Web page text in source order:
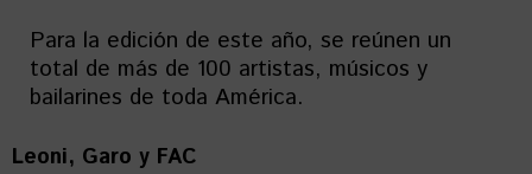
Para la edición de este año, se reúnen un
total de más de 100 artistas, músicos y
bailarines de toda América.
Leoni, Garo y FAC